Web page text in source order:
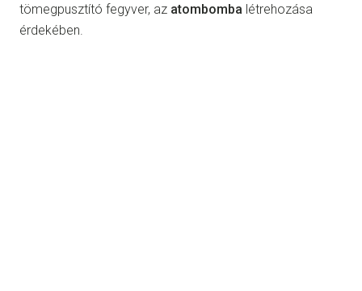
tömegpusztító fegyver, az atombomba létrehozása
érdekében.